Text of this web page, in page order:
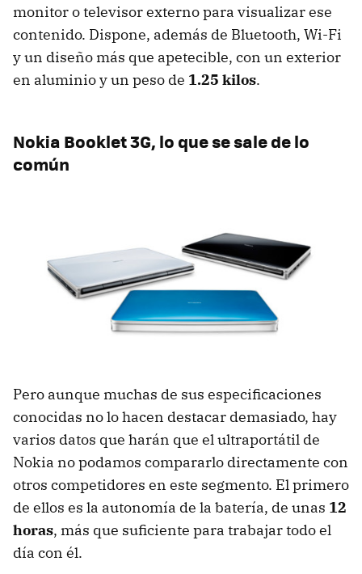
monitor o televisor externo para visualizar ese
contenido. Dispone, además de Bluetooth, Wi-Fi
y un diseño más que apetecible, con un exterior
en aluminio y un peso de 1.25 kilos.
Nokia Booklet 3G, lo que se sale de lo
común
Pero aunque muchas de sus especificaciones
conocidas no lo hacen destacar demasiado, hay
varios datos que harán que el ultraportátil de
Nokia no podamos compararlo directamente con
otros competidores en este segmento. El primero
de ellos es la autonomía de la batería, de unas 12
horas, más que suficiente para trabajar todo el
día con él.